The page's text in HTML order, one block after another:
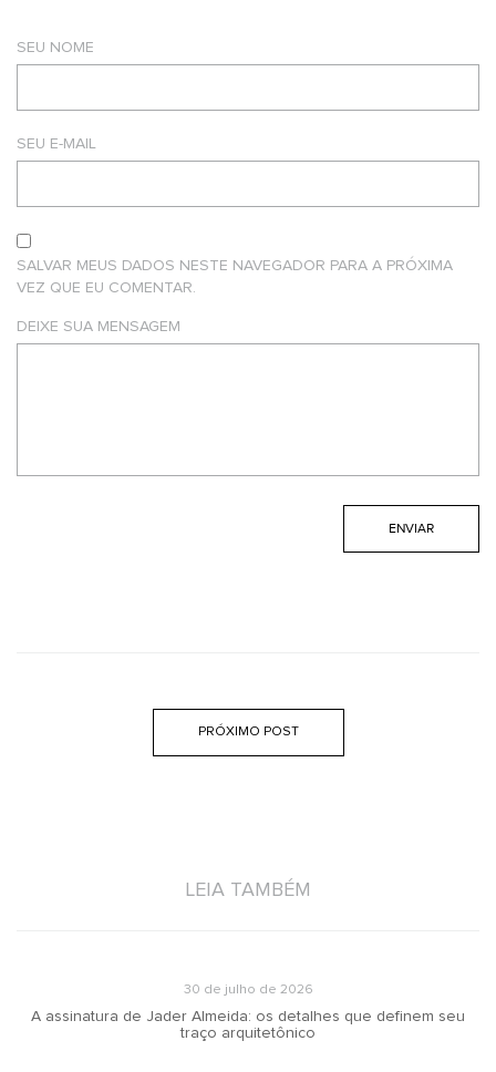
SEU NOME
SEU E-MAIL
SALVAR MEUS DADOS NESTE NAVEGADOR PARA A PRÓXIMA
VEZ QUE EU COMENTAR.
DEIXE SUA MENSAGEM
PRÓXIMO POST
LEIA TAMBÉM
30 de julho de 2026
A assinatura de Jader Almeida: os detalhes que definem seu
traço arquitetônico